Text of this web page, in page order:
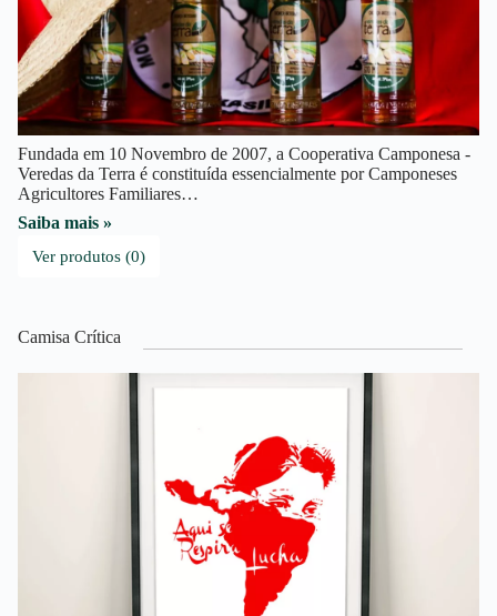
Fundada em 10 Novembro de 2007, a Cooperativa Camponesa -
Veredas da Terra é constituída essencialmente por Camponeses
Agricultores Familiares…
Saiba mais »
Ver produtos (0)
Camisa Crítica